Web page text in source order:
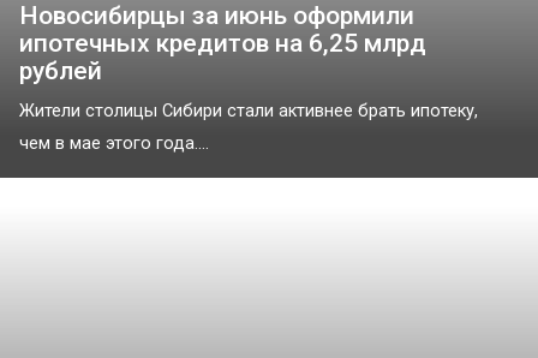
Новосибирцы за июнь оформили
ипотечных кредитов на 6,25 млрд
рублей
Жители столицы Сибири стали активнее брать ипотеку,
чем в мае этого года....